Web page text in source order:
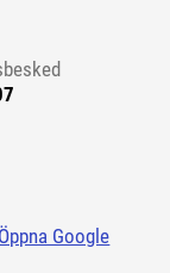
Öppna Google